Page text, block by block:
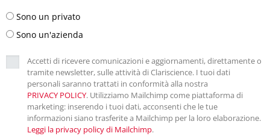
Sono un privato
Sono un'azienda
Accetti di ricevere comunicazioni e aggiornamenti, direttamente o
tramite newsletter, sulle attività di Clariscience. I tuoi dati
personali saranno trattati in conformità alla nostra
PRIVACY POLICY. Utilizziamo Mailchimp come piattaforma di
marketing: inserendo i tuoi dati, acconsenti che le tue
informazioni siano trasferite a Mailchimp per la loro elaborazione.
Leggi la privacy policy di Mailchimp.